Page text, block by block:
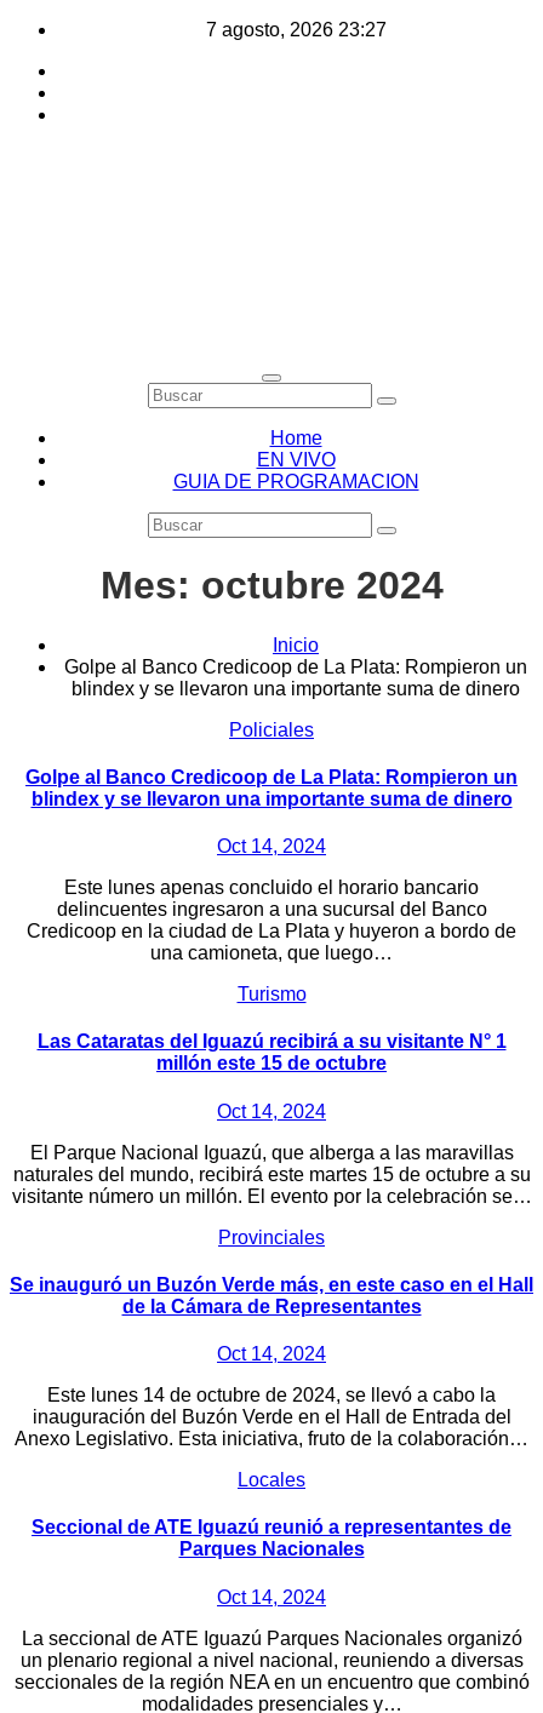
Saltar
7 agosto, 2026 23:27
Home
EN VIVO
GUIA DE PROGRAMACION
Mes: octubre 2024
Inicio
Golpe al Banco Credicoop de La Plata: Rompieron un
blindex y se llevaron una importante suma de dinero
Policiales
Golpe al Banco Credicoop de La Plata: Rompieron un
blindex y se llevaron una importante suma de dinero
Oct 14, 2024
Este lunes apenas concluido el horario bancario
delincuentes ingresaron a una sucursal del Banco
Credicoop en la ciudad de La Plata y huyeron a bordo de
una camioneta, que luego…
Turismo
Las Cataratas del Iguazú recibirá a su visitante N° 1
millón este 15 de octubre
Oct 14, 2024
El Parque Nacional Iguazú, que alberga a las maravillas
naturales del mundo, recibirá este martes 15 de octubre a su
visitante número un millón. El evento por la celebración se…
Provinciales
Se inauguró un Buzón Verde más, en este caso en el Hall
de la Cámara de Representantes
Oct 14, 2024
Este lunes 14 de octubre de 2024, se llevó a cabo la
inauguración del Buzón Verde en el Hall de Entrada del
Anexo Legislativo. Esta iniciativa, fruto de la colaboración…
Locales
Seccional de ATE Iguazú reunió a representantes de
Parques Nacionales
Oct 14, 2024
La seccional de ATE Iguazú Parques Nacionales organizó
un plenario regional a nivel nacional, reuniendo a diversas
seccionales de la región NEA en un encuentro que combinó
modalidades presenciales y…